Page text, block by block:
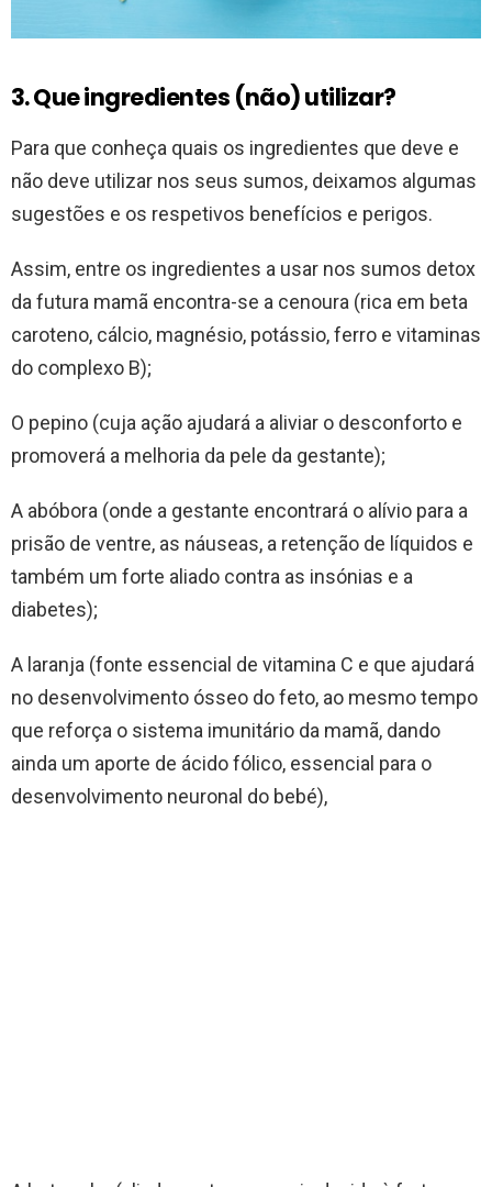
3. Que ingredientes (não) utilizar?
Para que conheça quais os ingredientes que deve e
não deve utilizar nos seus sumos, deixamos algumas
sugestões e os respetivos benefícios e perigos.
Assim, entre os ingredientes a usar nos sumos detox
da futura mamã encontra-se a cenoura (rica em beta
caroteno, cálcio, magnésio, potássio, ferro e vitaminas
do complexo B);
O pepino (cuja ação ajudará a aliviar o desconforto e
promoverá a melhoria da pele da gestante);
A abóbora (onde a gestante encontrará o alívio para a
prisão de ventre, as náuseas, a retenção de líquidos e
também um forte aliado contra as insónias e a
diabetes);
A laranja (fonte essencial de vitamina C e que ajudará
no desenvolvimento ósseo do feto, ao mesmo tempo
que reforça o sistema imunitário da mamã, dando
ainda um aporte de ácido fólico, essencial para o
desenvolvimento neuronal do bebé),